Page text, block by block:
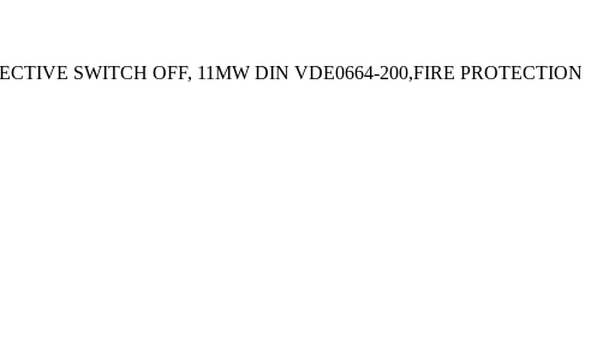
SWITCH OFF, 11MW DIN VDE0664-200,FIRE PROTECTION